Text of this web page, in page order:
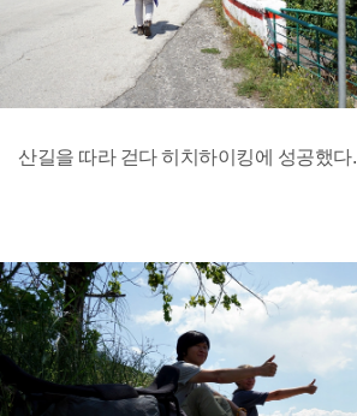
산길을 따라 걷다 히치하이킹에 성공했다.